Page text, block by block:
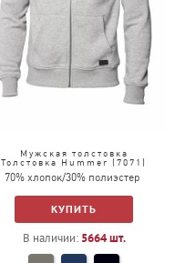
Мужская толстовка
Толстовка Hummer (7071)
70% хлопок/30% полиэстер
КУПИТЬ
В наличии: 5664шт.